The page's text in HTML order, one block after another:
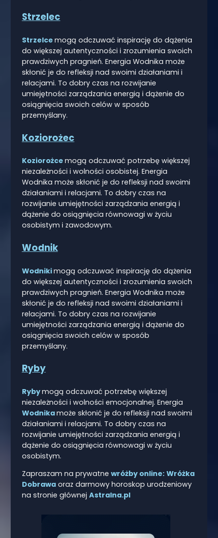
Strzelec
Strzelce mogą odczuwać inspirację do dążenia
do większej autentyczności i zrozumienia swoich
prawdziwych pragnień. Energia Wodnika może
skłonić je do refleksji nad swoimi działaniami i
relacjami. To dobry czas na rozwijanie
umiejętności zarządzania energią i dążenie do
osiągnięcia swoich celów w sposób
przemyślany.
Koziorożec
Koziorożce mogą odczuwać potrzebę większej
niezależności i wolności osobistej. Energia
Wodnika może skłonić je do refleksji nad swoimi
działaniami i relacjami. To dobry czas na
rozwijanie umiejętności zarządzania energią i
dążenie do osiągnięcia równowagi w życiu
osobistym i zawodowym.
Wodnik
Wodnikimogą odczuwać inspirację do dążenia
do większej autentyczności i zrozumienia swoich
prawdziwych pragnień. Energia Wodnika może
skłonić je do refleksji nad swoimi działaniami i
relacjami. To dobry czas na rozwijanie
umiejętności zarządzania energią i dążenie do
osiągnięcia swoich celów w sposób
przemyślany.
Ryby
Rybymogą odczuwać potrzebę większej
niezależności i wolności emocjonalnej. Energia
Wodnikamoże skłonić je do refleksji nad swoimi
działaniami i relacjami. To dobry czas na
rozwijanie umiejętności zarządzania energią i
dążenie do osiągnięcia równowagi w życiu
osobistym.
Zapraszam na prywatne wróżby online: Wróżka
Dobrawaoraz darmowy horoskop urodzeniowy
na stronie głównej Astralna.pl